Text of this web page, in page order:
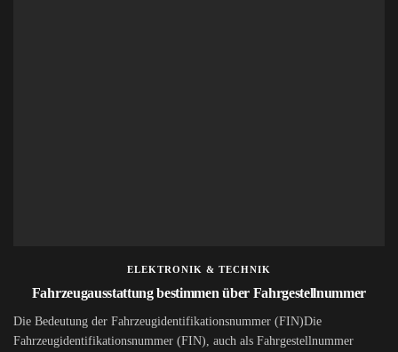
ELEKTRONIK & TECHNIK
Fahrzeugausstattung bestimmen über Fahrgestellnummer
Die Bedeutung der Fahrzeugidentifikationsnummer (FIN)Die
Fahrzeugidentifikationsnummer (FIN), auch als Fahrgestellnummer